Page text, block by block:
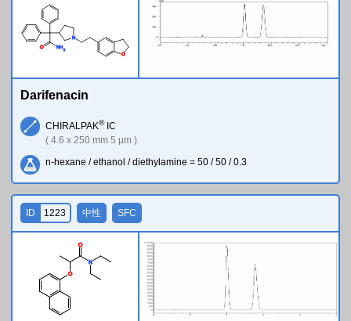
NH
2
O
N
O
Darifenacin
CHIRALPAK®IC
( 4.6 x 250 mm 5 µm )
n-hexane / ethanol / diethylamine = 50 / 50 / 0.3
O
O
N
ID 1223 中性 SFC